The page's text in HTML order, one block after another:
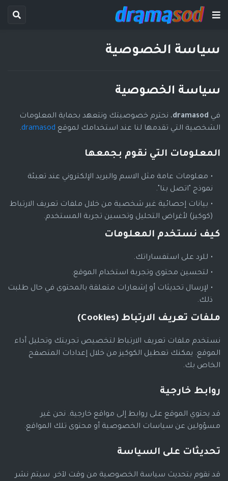
سياسة الخصوصية
سياسة الخصوصية
في dramasod، نحترم خصوصيتك ونتعهد بحماية المعلومات
الشخصية التي تقدمها لنا عند استخدامك لموقع dramasod
.
المعلومات التي نقوم بجمعها
معلومات عامة مثل الاسم والبريد الإلكتروني عند تعبئة
نموذج "اتصل بنا".
بيانات إحصائية غير شخصية من خلال ملفات تعريف الارتباط
(كوكيز) لأغراض التحليل وتحسين تجربة المستخدم.
كيف نستخدم المعلومات
للرد على استفساراتك.
لتحسين محتوى وتجربة استخدام الموقع.
لإرسال تحديثات أو إشعارات متعلقة بالمحتوى في حال طلبت
ذلك.
ملفات تعريف الارتباط (Cookies)
نستخدم ملفات تعريف الارتباط لتخصيص تجربتك وتحليل أداء
الموقع. يمكنك تعطيل الكوكيز من خلال إعدادات المتصفح
الخاص بك.
روابط خارجية
قد يحتوي الموقع على روابط إلى مواقع خارجية. نحن غير
مسؤولين عن سياسات الخصوصية أو محتوى تلك المواقع.
تحديثات على السياسة
قد نقوم بتحديث سياسة الخصوصية من وقت لآخر. سيتم نشر